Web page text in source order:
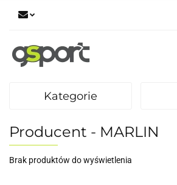
Kategorie
Producent - MARLIN
Brak produktów do wyświetlenia